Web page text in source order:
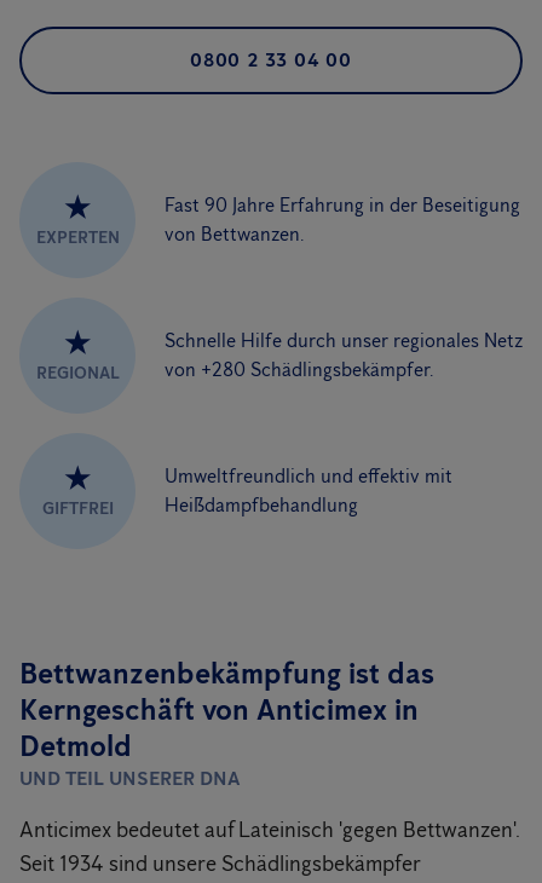
0800 2 33 04 00
★
EXPERTEN
Fast 90 Jahre Erfahrung in der Beseitigung
von Bettwanzen.
★
REGIONAL
Schnelle Hilfe durch unser regionales Netz
von +280 Schädlingsbekämpfer.
★
GIFTFREI
Umweltfreundlich und effektiv mit
Heißdampfbehandlung
Bettwanzenbekämpfung ist das
Kerngeschäft von Anticimex in
Detmold
UND TEIL UNSERER DNA
Anticimex bedeutet auf Lateinisch 'gegen Bettwanzen'.
Seit 1934 sind unsere Schädlingsbekämpfer